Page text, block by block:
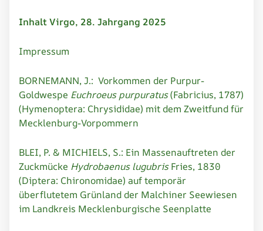
Inhalt Virgo, 28. Jahrgang 2025
Impressum
BORNEMANN, J.: Vorkommen der Purpur-
Goldwespe Euchroeus purpuratus(Fabricius, 1787)
(Hymenoptera: Chrysididae) mit dem Zweitfund für
Mecklenburg-Vorpommern
BLEI, P. & MICHIELS, S.: Ein Massenauftreten der
Zuckmücke Hydrobaenus lugubrisFries, 1830
(Diptera: Chironomidae) auf temporär
überflutetem Grünland der Malchiner Seewiesen
im Landkreis Mecklenburgische Seenplatte